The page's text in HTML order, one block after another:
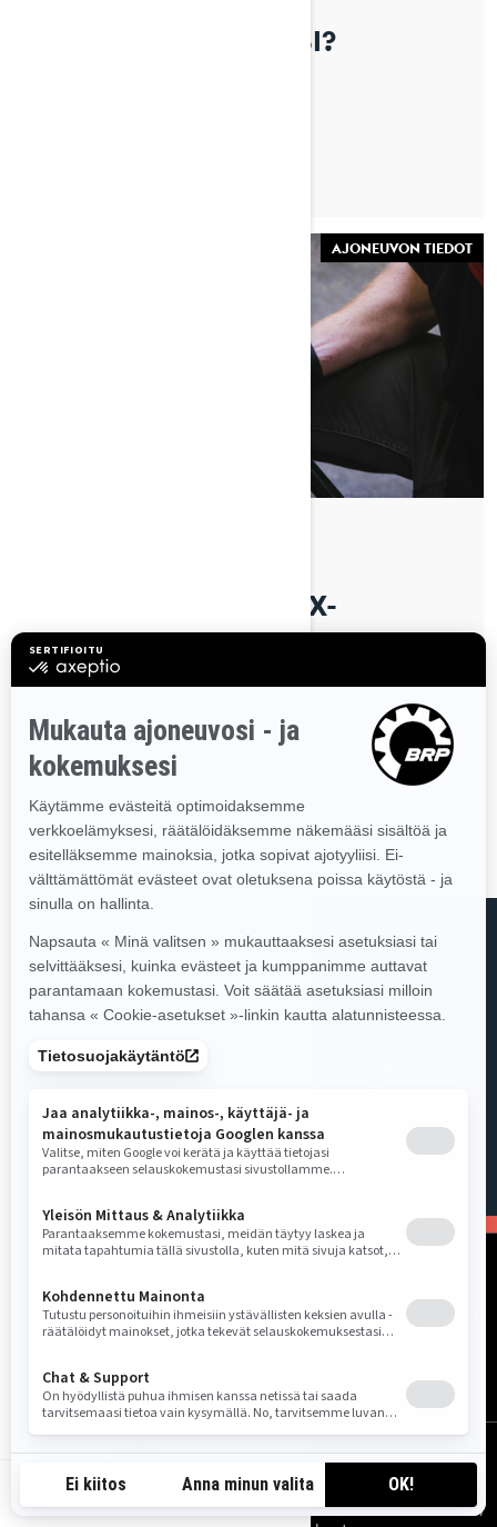
FI-FI
MOOTTORIKELKKAASI?
AJONEUVON TIEDOT
KUINKA VAIHDAT LYNX-
MOOTTORIKELKKASI
LIUKUMUOVIT?
ETKÖ LÖYDÄ ETSIMÄÄSI?
YHTEYTTÄ OMAAN PAIKALLISEEN JÄLLEENMYYJÄÄSI
OTA MEIHIN YHTEYTTÄ
Tarvitsetko apua? Tule BRP:n jälleenmyyjäksi
Tilaa uutiskirje.Saat tietää tuoreeltaan uusimmat uutiset,